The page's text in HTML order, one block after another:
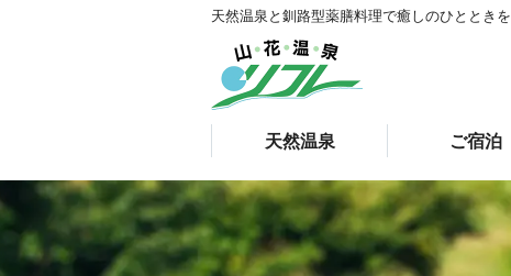
天然温泉と釧路型薬膳料理で癒しのひとときを
天然温泉 ご宿泊